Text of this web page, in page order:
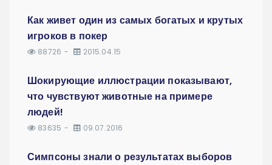
Как живет один из самых богатых и крутых
игроков в покер
88726 2015.04.15
Шокирующие иллюстрации показывают,
что чувствуют животные на примере
людей!
83635 09.07.2016
Симпсоны знали о результатах выборов